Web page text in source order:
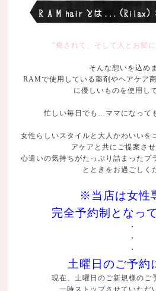
"癒されて、そして人とお髪
そんな想いを込め
RAMで使用している薬剤やヘアケア
に優しいものを使用し
忙しい毎日でも…ママになっ
女性らしいスタイルと大人かわいいを
アケアと共にご提案さ
心遣いの気持ちがたっぷり詰まったプ
とときをお過ごし
※当店は女性
完全予約制となっ
・
・
・
土曜日のご予約
現在、土曜日のご新規様のご
一時ストップさせていただ